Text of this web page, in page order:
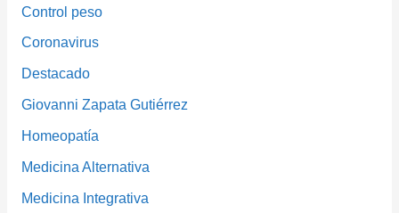
Control peso
Coronavirus
Destacado
Giovanni Zapata Gutiérrez
Homeopatía
Medicina Alternativa
Medicina Integrativa